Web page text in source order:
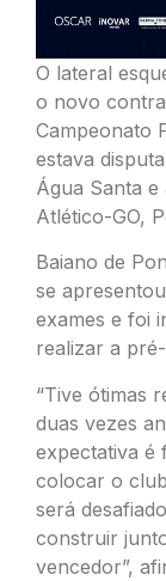
O lateral
o novo
Campeonato
estava
Água Santa
Atlético-GO,
Baiano de
se
exames e foi
realizar a
“Tive ótimas
duas vezes
expectativa é
colocar o
será
construir
vencedor”,